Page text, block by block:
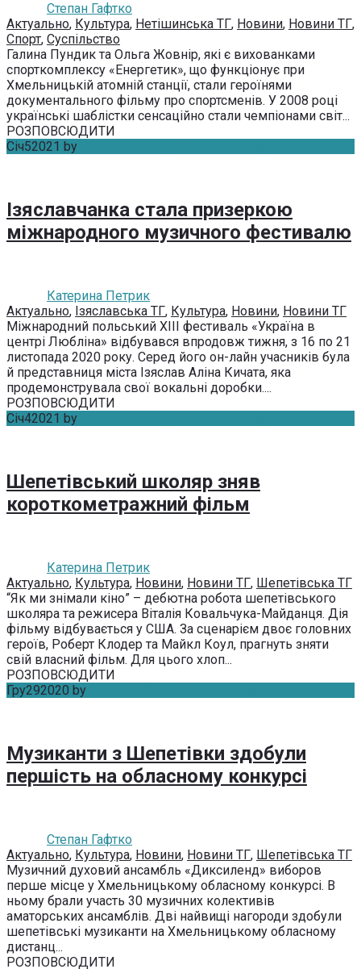
Степан Гафтко
Актуально, Культура, Нетішинська ТГ, Новини, Новини ТГ,
Спорт, Суспільство
Галина Пундик та Ольга Жовнір, які є вихованками
спорткомплексу «Енергетик», що функціонує при
Хмельницькій атомній станції, стали героїнями
документального фільму про спортсменів. У 2008 році
українські шаблістки сенсаційно стали чемпіонами світ...
РОЗПОВСЮДИТИ
Січ52021 by
Ізяславчанка стала призеркою
міжнародного музичного фестивалю
Катерина Петрик
Актуально, Ізяславська ТГ, Культура, Новини, Новини ТГ
Міжнародний польський ХІІІ фестиваль «Україна в
центрі Любліна» відбувався впродовж тижня, з 16 по 21
листопада 2020 року. Серед його он-лайн учасників була
й представниця міста Ізяслав Аліна Кичата, яка
продемонструвала свої вокальні доробки....
РОЗПОВСЮДИТИ
Січ42021 by
Шепетівський школяр зняв
короткометражний фільм
Катерина Петрик
Актуально, Культура, Новини, Новини ТГ, Шепетівська ТГ
“Як ми знімали кіно” – дебютна робота шепетівського
школяра та режисера Віталія Ковальчука-Майданця. Дія
фільму відбувається у США. За сценарієм двоє головних
героїв, Роберт Клодер та Майкл Коул, прагнуть зняти
свій власний фільм. Для цього хлоп...
РОЗПОВСЮДИТИ
Гру292020 by
Музиканти з Шепетівки здобули
першість на обласному конкурсі
Степан Гафтко
Актуально, Культура, Новини, Новини ТГ, Шепетівська ТГ
Музичний духовий ансамбль «Диксиленд» виборов
перше місце у Хмельницькому обласному конкурсі. В
ньому брали участь 30 музичних колективів
аматорських ансамблів. Дві найвищі нагороди здобули
шепетівські музиканти на Хмельницькому обласному
дистанц...
РОЗПОВСЮДИТИ